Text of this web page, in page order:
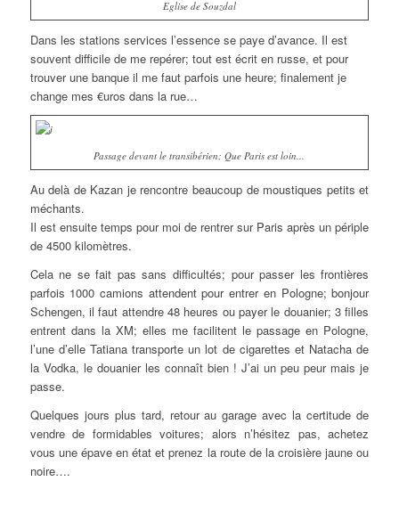
Eglise de Souzdal
Dans les stations services l’essence se paye d’avance. Il est
souvent difficile de me repérer; tout est écrit en russe, et pour
trouver une banque il me faut parfois une heure; finalement je
change mes €uros dans la rue…
Passage devant le transibérien; Que Paris est loin...
Au delà de Kazan je rencontre beaucoup de moustiques petits et
méchants.
Il est ensuite temps pour moi de rentrer sur Paris après un périple
de 4500 kilomètres.
Cela ne se fait pas sans difficultés; pour passer les frontières
parfois 1000 camions attendent pour entrer en Pologne; bonjour
Schengen, il faut attendre 48 heures ou payer le douanier; 3 filles
entrent dans la XM; elles me facilitent le passage en Pologne,
l’une d’elle Tatiana transporte un lot de cigarettes et Natacha de
la Vodka, le douanier les connaît bien ! J’ai un peu peur mais je
passe.
Quelques jours plus tard, retour au garage avec la certitude de
vendre de formidables voitures; alors n’hésitez pas, achetez
vous une épave en état et prenez la route de la croisière jaune ou
noire….